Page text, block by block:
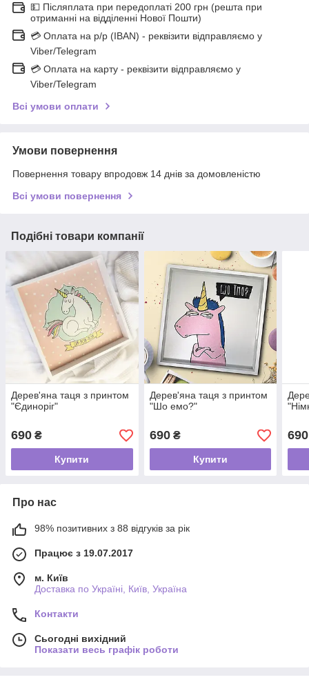
💵 Післяплата при передоплаті 200 грн (решта при
отриманні на відділенні Нової Пошти)
💳 Оплата на р/р (IBAN) - реквізити відправляємо у
Viber/Telegram
💳 Оплата на карту - реквізити відправляємо у
Viber/Telegram
Всі умови оплати
Умови повернення
Повернення товару впродовж 14 днів за домовленістю
Всі умови повернення
Подібні товари компанії
Дерев'яна таця з принтом
"Єдиноріг"
690 ₴
Купити
Дерев'яна таця з принтом
"Шо емо?"
690₴
Купити
690
Про нас
98% позитивних з 88 відгуків за рік
Працює з 19.07.2017
м. Київ
Доставка по Україні, Київ, Україна
Контакти
Сьогодні вихідний
Показати весь графік роботи